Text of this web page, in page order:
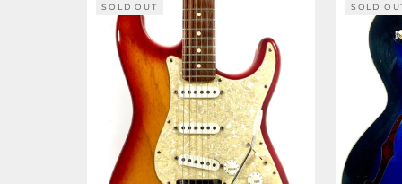
SOLD OUT SOLD